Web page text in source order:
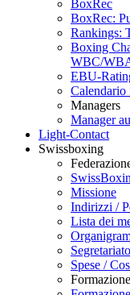
BoxRec
BoxRec:
Rankings:
Boxing
WBC/
EBU-
Calendario
Managers
Manager
Light-Contact
Swissboxing
Missione
Indirizzi /
Lista dei
Segretariato
Spese /